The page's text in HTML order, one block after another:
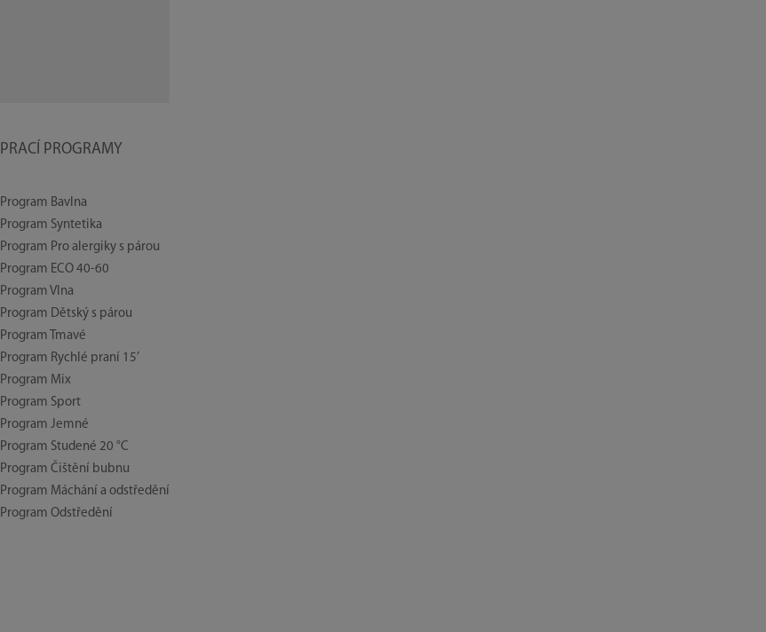
PRACÍ PROGRAMY
Program Bavlna
Program Syntetika
Program Pro alergiky s párou
Program ECO 40-60
Program Vlna
Program Dětský s párou
Program Tmavé
Program Rychlé praní 15’
Program Mix
Program Sport
Program Jemné
Program Studené 20 °C
Program Čištění bubnu
Program Máchání a odstředění
Program Odstředění